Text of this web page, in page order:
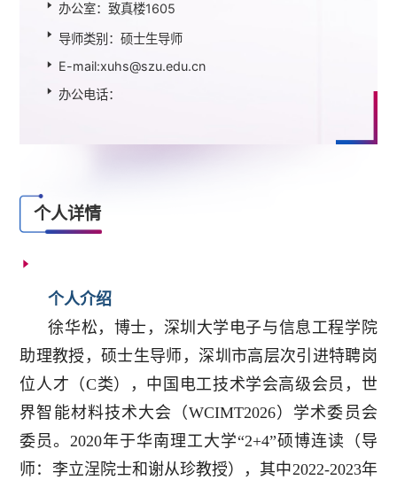
办公室：致真楼1605
导师类别：硕士生导师
E-mail:xuhs@szu.edu.cn
办公电话：
个人详情
个人介绍
徐华松，博士，深圳大学电子与信息工程学院
助理教授，硕士生导师，深圳市高层次引进特聘岗
位人才（C类），中国电工技术学会高级会员，世
界智能材料技术大会（WCIMT2026）学术委员会
委员。2020年于华南理工大学“2+4”硕博连读（导
师：李立浧院士和谢从珍教授），其中2022-2023年